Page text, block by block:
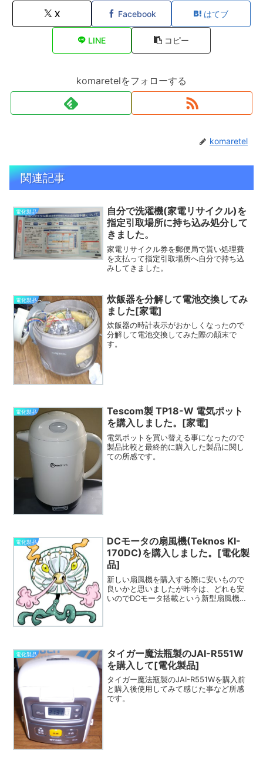
X Facebook はてブ
LINE コピー
komaretelをフォローする
komaretel
関連記事
電化製品
自分で洗濯機(家電リサイクル)を
指定引取場所に持ち込み処分して
きました。
家電リサイクル券を郵便局で貰い処理費
を支払って指定引取場所へ自分で持ち込
みしてきました。
電化製品
炊飯器を分解して電池交換してみ
ました[家電]
炊飯器の時計表示がおかしくなったので
分解して電池交換してみた際の顛末で
す。
電化製品
Tescom製 TP18-W 電気ポット
を購入しました。[家電]
電気ポットを買い替える事になったので
製品比較と最終的に購入した製品に関し
ての所感です。
電化製品
DCモータの扇風機(Teknos KI-
170DC)を購入しました。[電化製
品]
新しい扇風機を購入する際に安いもので
良いかと思いましたが昨今は、どれも安
いのでDCモータ搭載という新型扇風機を
電化製品
タイガー魔法瓶製のJAI-R551W
を購入して[電化製品]
タイガー魔法瓶製のJAI-R551Wを購入前
と購入後使用してみて感じた事など所感
です。